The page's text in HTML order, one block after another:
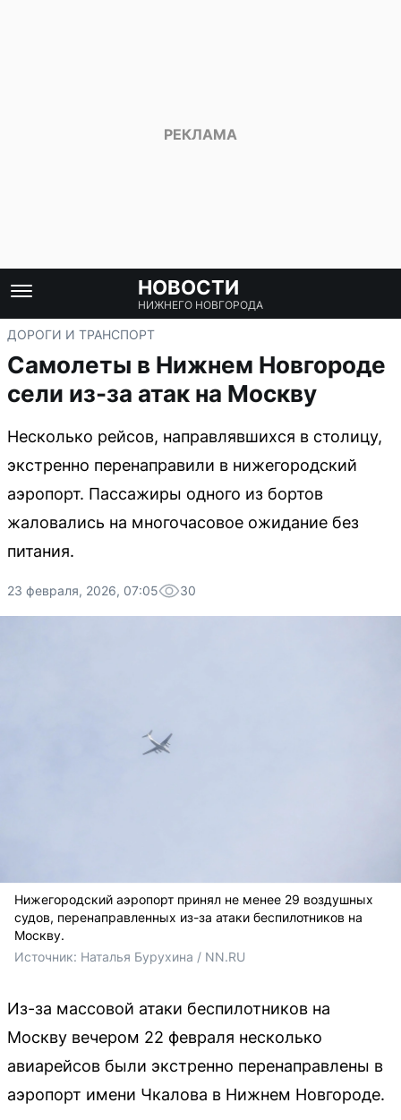
НОВОСТИ
НИЖНЕГО НОВГОРОДА
ДОРОГИ И ТРАНСПОРТ
Самолеты в Нижнем Новгороде
сели из-за атак на Москву
Несколько рейсов, направлявшихся в столицу,
экстренно перенаправили в нижегородский
аэропорт. Пассажиры одного из бортов
жаловались на многочасовое ожидание без
питания.
23 февраля, 2026, 07:05 30
Нижегородский аэропорт принял не менее 29 воздушных
судов, перенаправленных из-за атаки беспилотников на
Москву.
Источник: Наталья Бурухина / NN.RU
Из-за массовой атаки беспилотников на
Москву вечером 22 февраля несколько
авиарейсов были экстренно перенаправлены в
аэропорт имени Чкалова в Нижнем Новгороде.